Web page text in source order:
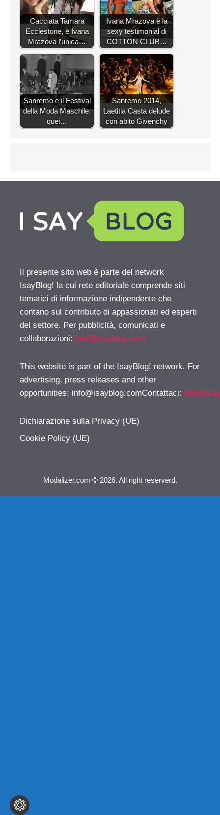
Cacciata Tamara
Ecclestone, è Ivana
Mrazova l’unica…
Ivana Mrazova è la
sexy testimonial di
COTTON CLUB…
Sanremo e il Festival
della Moda Maschile,
quei…
Sanremo 2014,
Laetitia Casta delude
con abito Givenchy
Il presente sito web è parte del network
IsayBlog! la cui rete editoriale comprende siti
tematici di informazione indipendente che
contano sul contributo di appassionati ed esperti
del settore. Per pubblicità, comunicati e
collaborazioni: info@isayblog.com
This website is part of the IsayBlog! network. For
advertising, press releases and other
opportunities: info@isayblog.comContattaci:
Dichiarazione sulla Privacy (UE)
Cookie Policy (UE)
Modalizer.com © 2026. All right reserverd.